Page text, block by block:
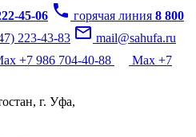
45-06 phone горячая линия 8 800
223-43-83 mail_outline mail@sahufa.ru
+7 986 704-40-88
Max +7
г. Уфа,